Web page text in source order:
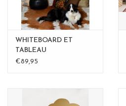
WHITEBOARD ET
TABLEAU
MAGNETIQUE BULLE
€89,95